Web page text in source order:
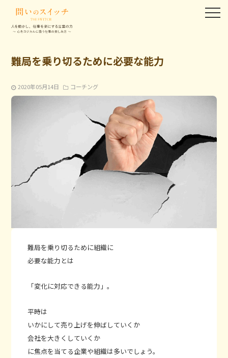
難局を乗り切るために必要な能力
2020年05月14日 コーチング
難局を乗り切るために組織に
必要な能力とは
「変化に対応できる能力」。
平時は
いかにして売り上げを伸ばしていくか
会社を大きくしていくか
に焦点を当てる企業や組織は多いでしょう。